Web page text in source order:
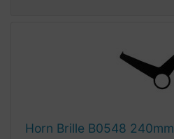
Horn Brille B0548 240mm